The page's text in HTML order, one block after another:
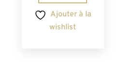
Ajouter à la
wishlist